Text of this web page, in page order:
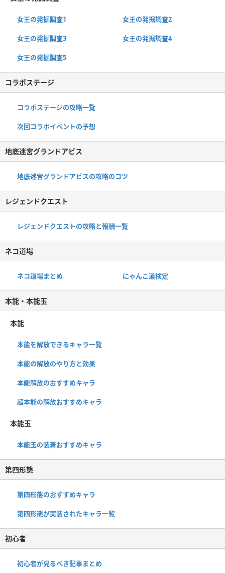
女王の発掘調査1 女王の発掘調査2
女王の発掘調査3 女王の発掘調査4
女王の発掘調査5
コラボステージ
コラボステージの攻略一覧
次回コラボイベントの予想
地底迷宮グランドアビス
地底迷宮グランドアビスの攻略のコツ
レジェンドクエスト
レジェンドクエストの攻略と報酬一覧
ネコ道場
ネコ道場まとめ にゃんこ道検定
本能・本能玉
本能
本能を解放できるキャラ一覧
本能の解放のやり方と効果
本能解放のおすすめキャラ
超本能の解放おすすめキャラ
本能玉
本能玉の装着おすすめキャラ
第四形態
第四形態のおすすめキャラ
第四形態が実装されたキャラ一覧
初心者
初心者が見るべき記事まとめ